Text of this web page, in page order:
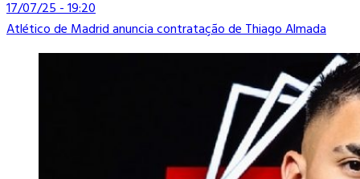
17/07/25 - 19:20
Atlético de Madrid anuncia contratação de Thiago Almada